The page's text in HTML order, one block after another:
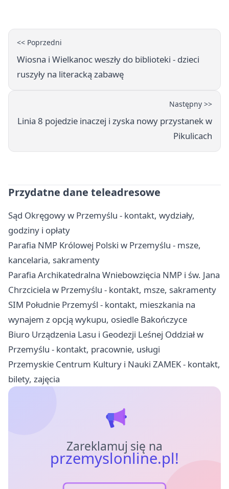
<< Poprzedni
Wiosna i Wielkanoc weszły do biblioteki - dzieci
ruszyły na literacką zabawę
Następny >>
Linia 8 pojedzie inaczej i zyska nowy przystanek w
Pikulicach
Przydatne dane teleadresowe
Sąd Okręgowy w Przemyślu - kontakt, wydziały,
godziny i opłaty
Parafia NMP Królowej Polski w Przemyślu - msze,
kancelaria, sakramenty
Parafia Archikatedralna Wniebowzięcia NMP i św. Jana
Chrzciciela w Przemyślu - kontakt, msze, sakramenty
SIM Południe Przemyśl - kontakt, mieszkania na
wynajem z opcją wykupu, osiedle Bakończyce
Biuro Urządzenia Lasu i Geodezji Leśnej Oddział w
Przemyślu - kontakt, pracownie, usługi
Przemyskie Centrum Kultury i Nauki ZAMEK - kontakt,
bilety, zajęcia
Zareklamuj się na
przemyslonline.pl!